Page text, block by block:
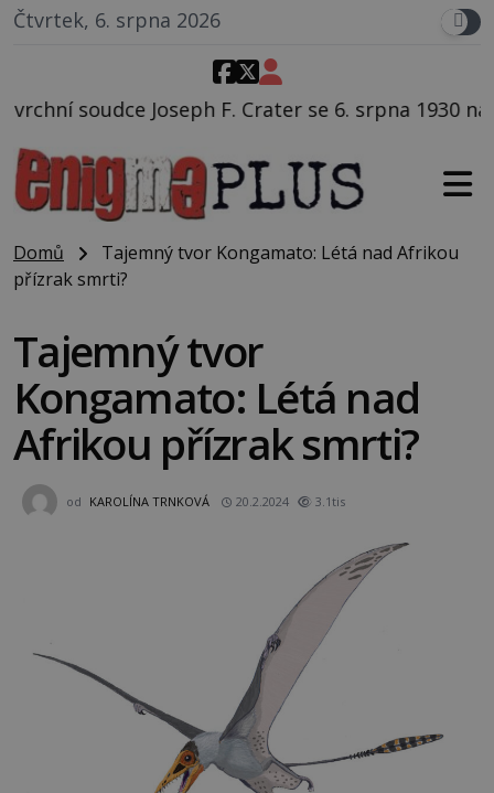
Čtvrtek, 6. srpna 2026
F. Crater se 6. srpna 1930 navečeří ve své
Domů
Tajemný tvor Kongamato: Létá nad Afrikou
přízrak smrti?
Tajemný tvor
Kongamato: Létá nad
Afrikou přízrak smrti?
od KAROLÍNA TRNKOVÁ 20.2.2024 3.1tis